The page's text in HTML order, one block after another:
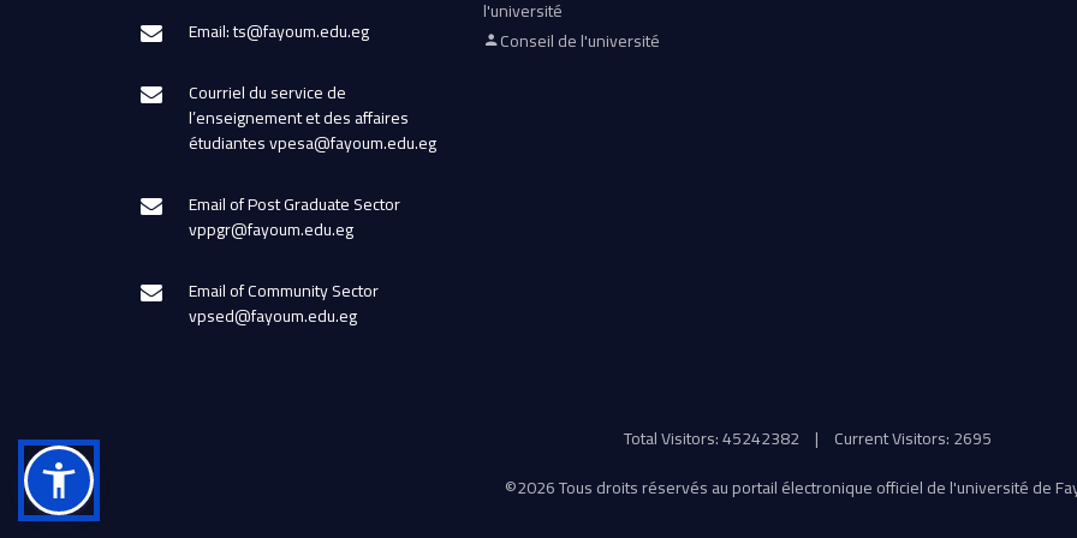
Email: ts@fayoum.edu.eg
Courriel du service de
l’enseignement et des affaires
étudiantes vpesa@fayoum.edu.eg
Email of Post Graduate Sector
vppgr@fayoum.edu.eg
Email of Community Sector
vpsed@fayoum.edu.eg
l'université
Conseil de l'université
Total Visitors: 45242382 | Current Visitors: 2695
©2026 Tous droits réservés au portail électronique officiel de l'université de